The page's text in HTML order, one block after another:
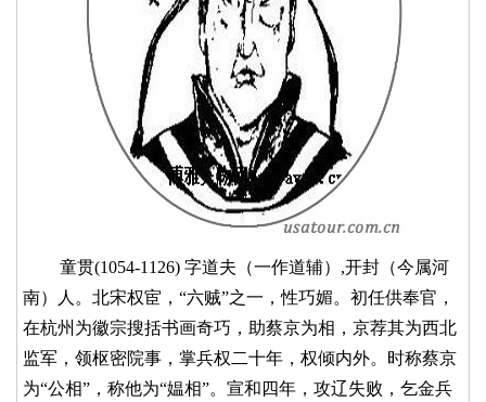
童贯(1054-1126) 字道夫（一作道辅）,开封（今属河
南）人。北宋权宦，“六贼”之一，性巧媚。初任供奉官，
在杭州为徽宗搜括书画奇巧，助蔡京为相，京荐其为西北
监军，领枢密院事，掌兵权二十年，权倾内外。时称蔡京
为“公相”，称他为“媪相”。宣和四年，攻辽失败，乞金兵